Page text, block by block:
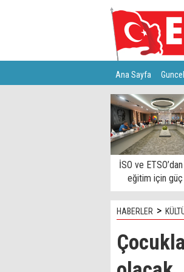
Ana Sayfa Guncel
Türkiye Teknoloji
İSO ve
eğitim için
HABERLER >